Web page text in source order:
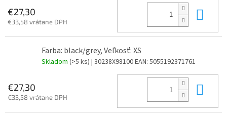
€27,30
€33,58 vrátane DPH
Farba: black/grey, Veľkosť: XS
Skladom (>5 ks) | 30238X98100EAN: 5055192371761
€27,30
€33,58 vrátane DPH